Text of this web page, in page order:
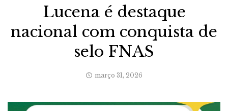
Lucena é destaque
nacional com conquista de
selo FNAS
março 31, 2026